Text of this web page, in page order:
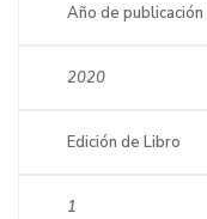
Año de publicación
2020
Edición de Libro
1